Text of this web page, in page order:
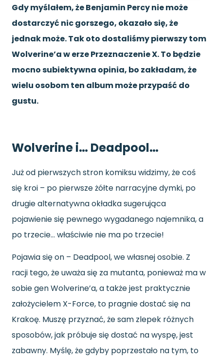
Gdy myślałem, że Benjamin Percy nie może
dostarczyć nic gorszego, okazało się, że
jednak może. Tak oto dostaliśmy pierwszy tom
Wolverine’a w erze Przeznaczenie X. To będzie
mocno subiektywna opinia, bo zakładam, że
wielu osobom ten album może przypaść do
gustu.
Wolverine i… Deadpool…
Już od pierwszych stron komiksu widzimy, że coś
się kroi – po pierwsze żółte narracyjne dymki, po
drugie alternatywna okładka sugerująca
pojawienie się pewnego wygadanego najemnika, a
po trzecie… właściwie nie ma po trzecie!
Pojawia się on – Deadpool, we własnej osobie. Z
racji tego, że uważa się za mutanta, ponieważ ma w
sobie gen Wolverine’a, a także jest praktycznie
założycielem X-Force, to pragnie dostać się na
Krakoę. Muszę przyznać, że sam zlepek różnych
sposobów, jak próbuje się dostać na wyspę, jest
zabawny. Myślę, że gdyby poprzestało na tym, to